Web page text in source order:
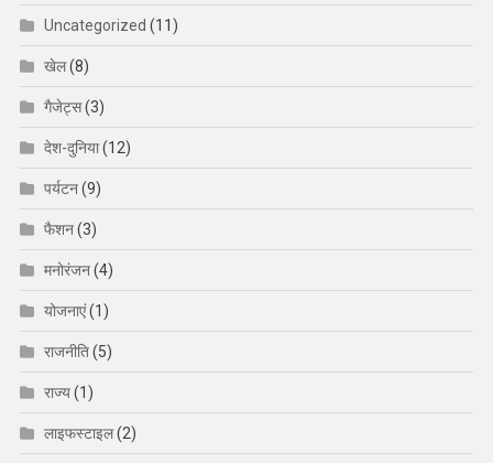
Uncategorized (11)
खेल(8)
गैजेट्स(3)
देश-दुनिया(12)
पर्यटन(9)
फैशन(3)
मनोरंजन(4)
योजनाएं(1)
राजनीति(5)
राज्य(1)
लाइफस्टाइल(2)